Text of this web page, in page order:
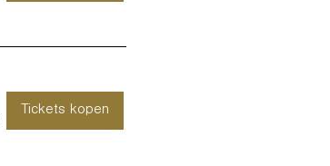
Tickets kopen